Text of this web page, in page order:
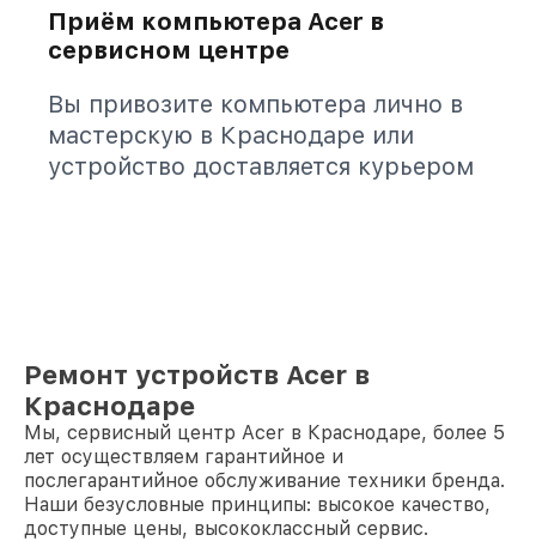
Приём компьютера Acer в
сервисном центре
Вы привозите компьютера лично в
мастерскую в Краснодаре или
устройство доставляется курьером
Ремонт устройств Acer в
Краснодаре
Мы, сервисный центр Acer в Краснодаре, более 5
лет осуществляем гарантийное и
послегарантийное обслуживание техники бренда.
Наши безусловные принципы: высокое качество,
доступные цены, высококлассный сервис.